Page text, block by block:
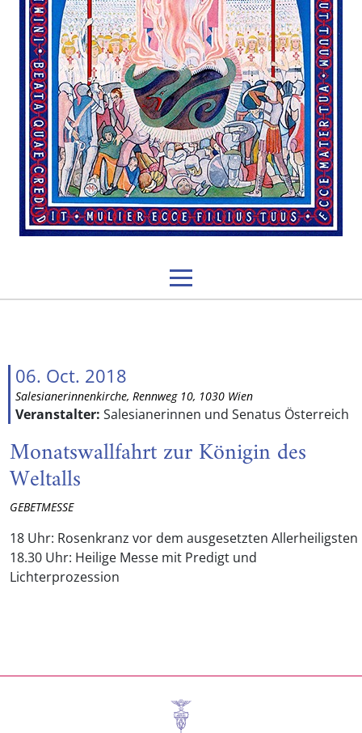
06. Oct. 2018
Salesianerinnenkirche, Rennweg 10, 1030 Wien
Veranstalter: Salesianerinnen und Senatus Österreich
Monatswallfahrt zur Königin des
Weltalls
GEBETMESSE
18 Uhr: Rosenkranz vor dem ausgesetzten Allerheiligsten
18.30 Uhr: Heilige Messe mit Predigt und
Lichterprozession